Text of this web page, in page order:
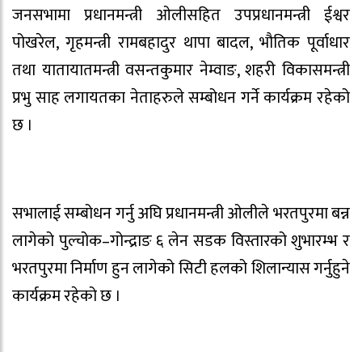
जनसभामा प्रधानमन्त्री ओलीसहित उपप्रधानमन्त्री ईश्वर
पोखरेल, गृहमन्त्री रामबहादुर थापा बादल, भौतिक पूर्वाधार
तथा यातायातमन्त्री वसन्तकुमार नेम्वाङ, शहरी विकासमन्त्री
प्रभु साह लगायतका नेताहरुले सम्बोधन गर्ने कार्यक्रम रहेको
छ ।
सभालाई सम्बोधन गर्नु अघि प्रधानमन्त्री ओलीले भरतपुरमा बन्न
लागेको पुल्चोक–गोन्द्राङ ६ लेन सडक विस्तारको शुभारम्भ र
भरतपुरमा निर्माण हुन लागेको सिटी हलको शिलान्यास गर्नुहुने
कार्यक्रम रहेको छ ।